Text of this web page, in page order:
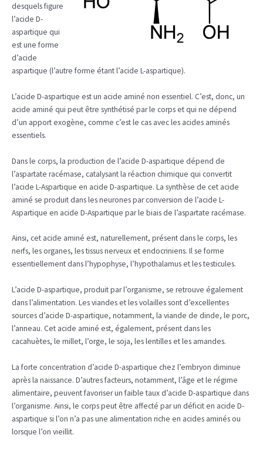
desquels figure
l’acide D-
aspartique qui
est une forme
d’acide
aspartique (l’autre forme étant l’acide L-aspartique).
L’acide D-aspartique est un acide aminé non essentiel. C’est, donc, un
acide aminé qui peut être synthétisé par le corps et qui ne dépend
d’un apport exogène, comme c’est le cas avec les acides aminés
essentiels.
Dans le corps, la production de l’acide D-aspartique dépend de
l’aspartate racémase, catalysant la réaction chimique qui convertit
l’acide L-Aspartique en acide D-aspartique. La synthèse de cet acide
aminé se produit dans les neurones par conversion de l’acide L-
Aspartique en acide D-Aspartique par le biais de l’aspartate racémase.
Ainsi, cet acide aminé est, naturellement, présent dans le corps, les
nerfs, les organes, les tissus nerveux et endocriniens. Il se forme
essentiellement dans l’hypophyse, l’hypothalamus et les testicules.
L’acide D-aspartique, produit par l’organisme, se retrouve également
dans l’alimentation. Les viandes et les volailles sont d’excellentes
sources d’acide D-aspartique, notamment, la viande de dinde, le porc,
l’anneau. Cet acide aminé est, également, présent dans les
cacahuètes, le millet, l’orge, le soja, les lentilles et les amandes.
La forte concentration d’acide D-aspartique chez l’embryon diminue
après la naissance. D’autres facteurs, notamment, l’âge et le régime
alimentaire, peuvent favoriser un faible taux d’acide D-aspartique dans
l’organisme. Ainsi, le corps peut être affecté par un déficit en acide D-
aspartique si l’on n’a pas une alimentation riche en acides aminés ou
lorsque l’on vieillit.